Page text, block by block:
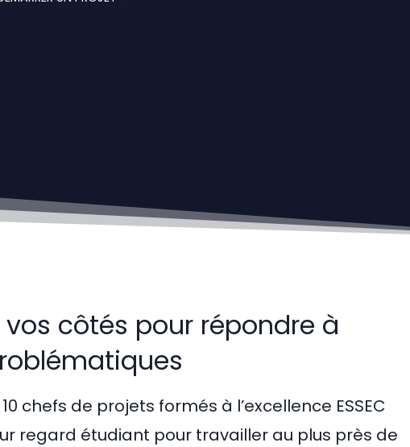
côtés pour répondre à
chefs de projets formés à l’excellence ESSEC
regard étudiant pour travailler au plus près de